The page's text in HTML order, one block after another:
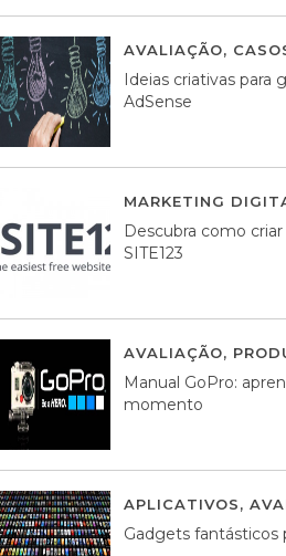
AVALIAÇÃO,
Ideias criativas para
AdSense
MARKETING
Descubra como
SITE123
AVALIAÇÃO,
Manual GoPro:
momento
APLICATIVOS,
Gadgets fantásticos